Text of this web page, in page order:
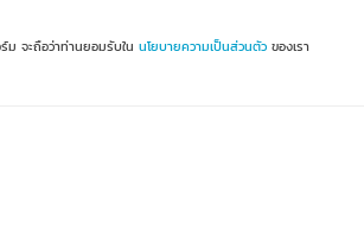
ม จะถือว่าท่านยอมรับในนโยบายความเป็นส่วนตัว ของเรา